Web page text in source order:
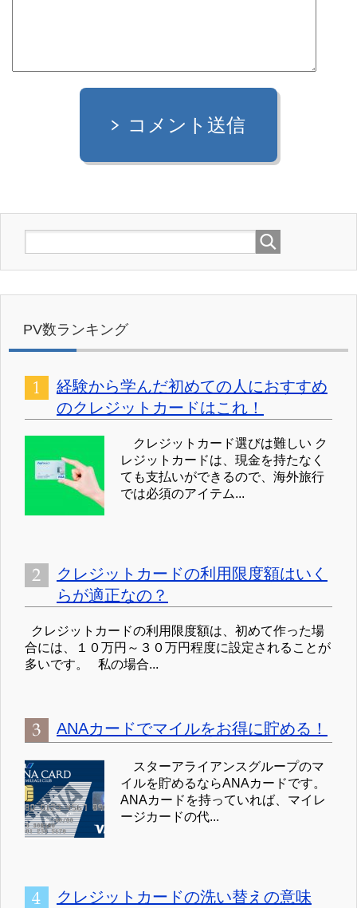
コメント送信
PV数ランキング
経験から学んだ初めての人におすすめ
のクレジットカードはこれ！
クレジットカード選びは難しい ク
レジットカードは、現金を持たなく
ても支払いができるので、海外旅行
では必須のアイテム...
クレジットカードの利用限度額はいく
らが適正なの？
クレジットカードの利用限度額は、初めて作った場
合には、１０万円～３０万円程度に設定されることが
多いです。 私の場合...
ANAカードでマイルをお得に貯める！
スターアライアンスグループのマ
イルを貯めるならANAカードです。
ANAカードを持っていれば、マイレ
ージカードの代...
クレジットカードの洗い替えの意味